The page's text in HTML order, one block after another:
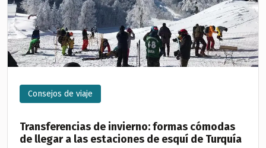
Consejos de viaje
Transferencias de invierno: formas cómodas
de llegar a las estaciones de esquí de Turquía